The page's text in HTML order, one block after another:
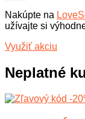
Nakúpte na
užívajte si
Využiť akciu
Neplatné